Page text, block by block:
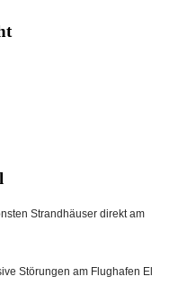
Strandhäuser direkt am
Störungen am Flughafen El